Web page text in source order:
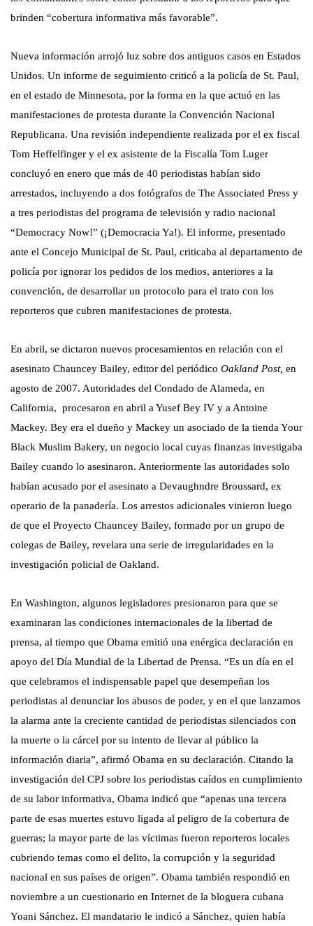
brinden “cobertura informativa más favorable”.
Nueva información arrojó luz sobre dos antiguos casos en Estados
Unidos. Un informe de seguimiento criticó a la policía de St. Paul,
en el estado de Minnesota, por la forma en la que actuó en las
manifestaciones de protesta durante la Convención Nacional
Republicana. Una revisión independiente realizada por el ex fiscal
Tom Heffelfinger y el ex asistente de la Fiscalía Tom Luger
concluyó en enero que más de 40 periodistas habían sido
arrestados, incluyendo a dos fotógrafos de The Associated Press y
a tres periodistas del programa de televisión y radio nacional
“Democracy Now!” (¡Democracia Ya!). El informe, presentado
ante el Concejo Municipal de St. Paul, criticaba al departamento de
policía por ignorar los pedidos de los medios, anteriores a la
convención, de desarrollar un protocolo para el trato con los
reporteros que cubren manifestaciones de protesta.
En abril, se dictaron nuevos procesamientos en relación con el
asesinato Chauncey Bailey, editor del periódico Oakland Post, en
agosto de 2007. Autoridades del Condado de Alameda, en
California, procesaron en abril a Yusef Bey IV y a Antoine
Mackey. Bey era el dueño y Mackey un asociado de la tienda Your
Black Muslim Bakery, un negocio local cuyas finanzas investigaba
Bailey cuando lo asesinaron. Anteriormente las autoridades solo
habían acusado por el asesinato a Devaughndre Broussard, ex
operario de la panadería. Los arrestos adicionales vinieron luego
de que el Proyecto Chauncey Bailey, formado por un grupo de
colegas de Bailey, revelara una serie de irregularidades en la
investigación policial de Oakland.
En Washington, algunos legisladores presionaron para que se
examinaran las condiciones internacionales de la libertad de
prensa, al tiempo que Obama emitió una enérgica declaración en
apoyo del Día Mundial de la Libertad de Prensa. “Es un día en el
que celebramos el indispensable papel que desempeñan los
periodistas al denunciar los abusos de poder, y en el que lanzamos
la alarma ante la creciente cantidad de periodistas silenciados con
la muerte o la cárcel por su intento de llevar al público la
información diaria”, afirmó Obama en su declaración. Citando la
investigación del CPJ sobre los periodistas caídos en cumplimiento
de su labor informativa, Obama indicó que “apenas una tercera
parte de esas muertes estuvo ligada al peligro de la cobertura de
guerras; la mayor parte de las víctimas fueron reporteros locales
cubriendo temas como el delito, la corrupción y la seguridad
nacional en sus países de origen”. Obama también respondió en
noviembre a un cuestionario en Internet de la bloguera cubana
Yoani Sánchez. El mandatario le indicó a Sánchez, quien había